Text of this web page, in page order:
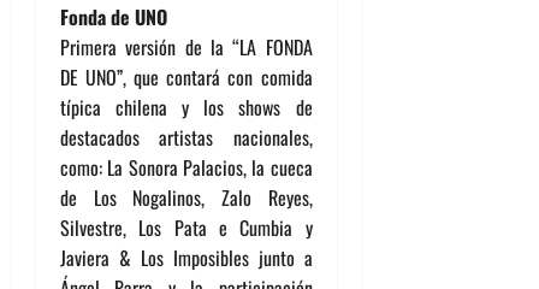
Fonda de UNO
Primera versión de la “LA FONDA
DE UNO”, que contará con comida
típica chilena y los shows de
destacados artistas nacionales,
como: La Sonora Palacios, la cueca
de Los Nogalinos, Zalo Reyes,
Silvestre, Los Pata e Cumbia y
Javiera & Los Imposibles junto a